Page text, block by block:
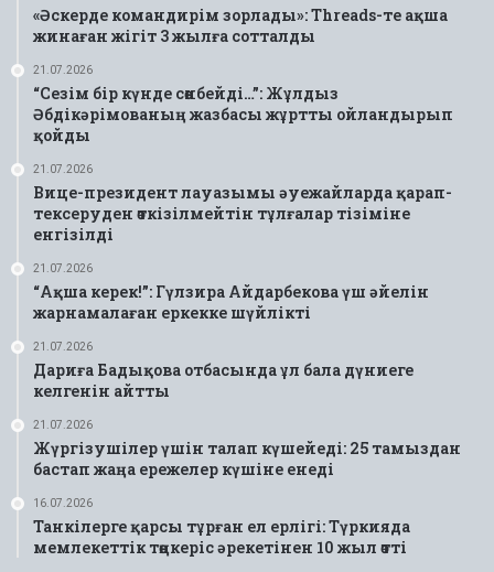
«Әскерде командирім зорлады»: Threads-те ақша
жинаған жігіт 3 жылға сотталды
21.07.2026
“Сезім бір күнде сөнбейді…”: Жұлдыз
Әбдікәрімованың жазбасы жұртты ойландырып
қойды
21.07.2026
Вице-президент лауазымы әуежайларда қарап-
тексеруден өткізілмейтін тұлғалар тізіміне
енгізілді
21.07.2026
“Ақша керек!”: Гүлзира Айдарбекова үш әйелін
жарнамалаған еркекке шүйлікті
21.07.2026
Дариға Бадықова отбасында ұл бала дүниеге
келгенін айтты
21.07.2026
Жүргізушілер үшін талап күшейеді: 25 тамыздан
бастап жаңа ережелер күшіне енеді
16.07.2026
Танкілерге қарсы тұрған ел ерлігі: Түркияда
мемлекеттік төңкеріс әрекетінен 10 жыл өтті